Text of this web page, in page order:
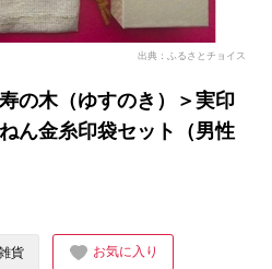
出典：ふるさとチョイス
の木（ゆすのき）＞実印
ん金糸印袋セット（男性
貨 お気に入り